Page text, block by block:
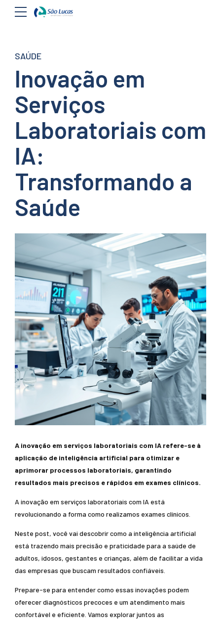
SAÚDE
Inovação em
Serviços
Laboratoriais com
IA:
Transformando a
Saúde
A inovação em serviços laboratoriais com IA refere-se à
aplicação de inteligência artificial para otimizar e
aprimorar processos laboratoriais, garantindo
resultados mais precisos e rápidos em exames clínicos.
A inovação em serviços laboratoriais com IA está
revolucionando a forma como realizamos exames clínicos.
Neste post, você vai descobrir como a inteligência artificial
está trazendo mais precisão e praticidade para a saúde de
adultos, idosos, gestantes e crianças, além de facilitar a vida
das empresas que buscam resultados confiáveis.
Prepare-se para entender como essas inovações podem
oferecer diagnósticos precoces e um atendimento mais
confortável e eficiente. Vamos explorar juntos as